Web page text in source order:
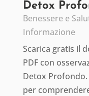
Detox
Benessere e
Informazione
Scarica gratis il
PDF con
Detox
per